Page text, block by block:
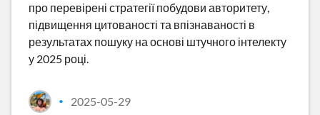
про перевірені стратегії побудови авторитету,
підвищення цитованості та впізнаваності в
результатах пошуку на основі штучного інтелекту
у 2025 році.
• 2025-05-29